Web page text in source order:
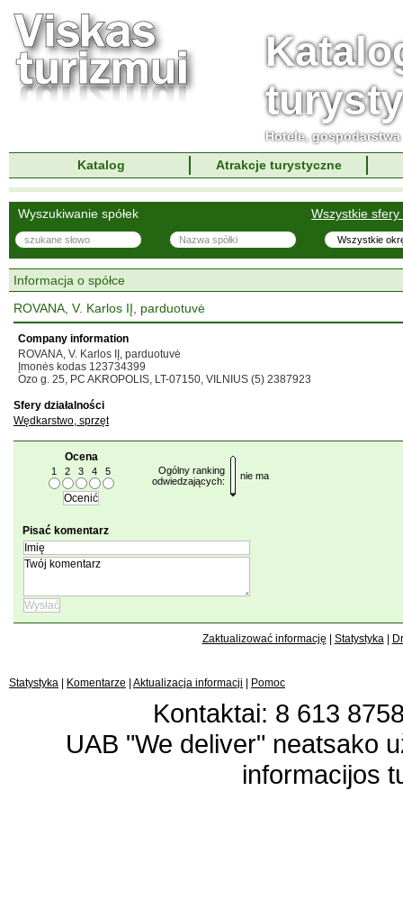
Hotele,
Katalog
Atrakcje turystyczne
Wszystkie sfery
Wyszukiwanie spółek
Informacja o spółce
ROVANA, V. Karlos IĮ, parduotuvė
Company information
ROVANA, V. Karlos IĮ, parduotuvė
Įmonės kodas 123734399
Ozo g. 25, PC AKROPOLIS, LT-07150, VILNIUS (5) 2387923
Sfery działalności
Wędkarstwo, sprzęt
Ocena
1 2 3 4 5
Ogólny ranking
odwiedzających:
nie ma
Pisać komentarz
Zaktualizować informację Statystyka|
Statystyka Komentarze Aktualizacja informacji Pomoc
Kontaktai: 8 613
UAB "We deliver" neatsako
informacijos